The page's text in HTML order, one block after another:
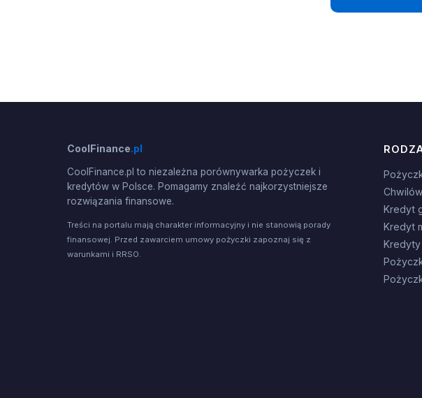
CoolFinance.pl
CoolFinance.pl to niezależna porównywarka pożyczek i
kredytów w Polsce. Pomagamy znaleźć najkorzystniejsze
rozwiązania finansowe.
Treści na portalu mają charakter informacyjny i nie stanowią porady
finansowej. Przed zawarciem umowy pożyczki zapoznaj się z
warunkami i RRSO.
Kredyt
Kredyt